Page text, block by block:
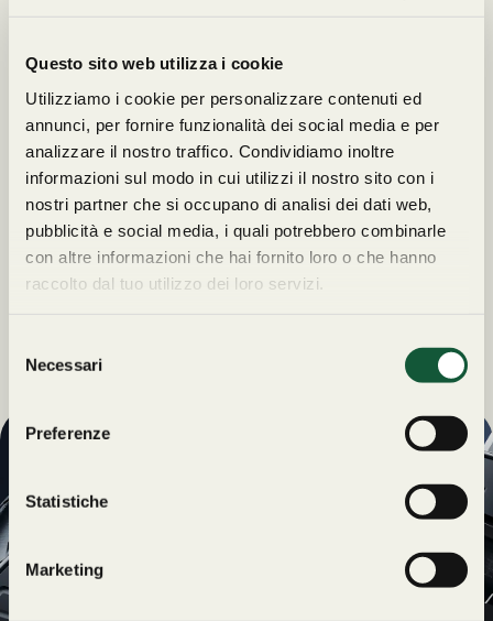
Questo sito web utilizza i cookie
Utilizziamo i cookie per personalizzare contenuti ed
annunci, per fornire funzionalità dei social media e per
analizzare il nostro traffico. Condividiamo inoltre
informazioni sul modo in cui utilizzi il nostro sito con i
nostri partner che si occupano di analisi dei dati web,
pubblicità e social media, i quali potrebbero combinarle
con altre informazioni che hai fornito loro o che hanno
raccolto dal tuo utilizzo dei loro servizi.
e
o
n
e
Necessari
Preferenze
Statistiche
Marketing
I NOSTRI PARTNERS
ESCLUSIVO
Iscriviti alla newsletter di